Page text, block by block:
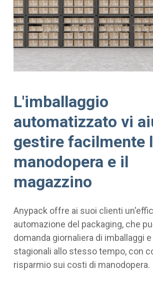
L'imballaggio
automatizzato vi
gestire facilmente
manodopera e il
magazzino
Anypack offre ai suoi clienti
automazione del packaging, che
domanda giornaliera di imballaggi
stagionali allo stesso tempo, con
risparmio sui costi di manodopera.